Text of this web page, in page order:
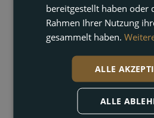
KONTAKT
bereitgestellt haben oder
Rahmen Ihrer Nutzung
gesammelt haben.
ALLE
ALLE